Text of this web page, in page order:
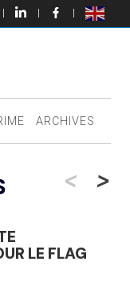
| | |
ARCHIVES
<
LE FLAG
>